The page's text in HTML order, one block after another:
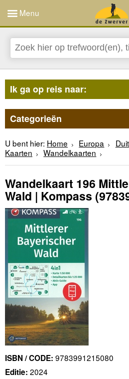
Menu
Ik ga op reis naar:
Categorieën
U bent hier: Home Europa
Kaarten
Wandelkaarten
Wandelkaart 196
Wald | Kompass
ISBN / CODE: 9783991215080
Editie: 2024